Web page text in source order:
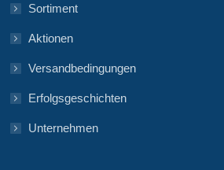
Sortiment
Aktionen
Versandbedingungen
Erfolgsgeschichten
Unternehmen